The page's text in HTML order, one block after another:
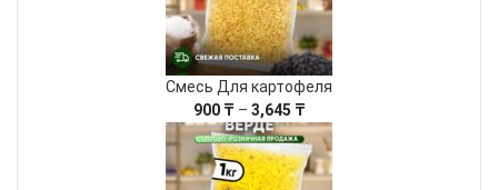
Смесь Для картофеля
900 ₸ – 3,645 ₸Диапазон
цен:
900 ₸
–